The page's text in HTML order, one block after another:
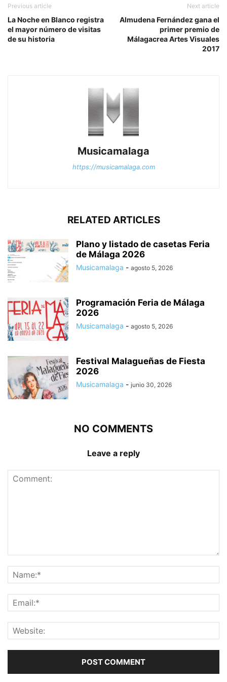
Previous article
La Noche en Blanco registra
el mayor número de visitas
de su historia
Next article
Almudena Fernández gana el
primer premio de
Málagacrea Artes Visuales
2017
Musicamalaga
https://musicamalaga.com
RELATED ARTICLES
Plano y listado de casetas Feria
de Málaga 2026
Musicamalaga - agosto 5, 2026
Programación Feria de Málaga
2026
Musicamalaga - agosto 5, 2026
Festival Malagueñas de Fiesta
2026
Musicamalaga - junio 30, 2026
NO COMMENTS
Leave a reply